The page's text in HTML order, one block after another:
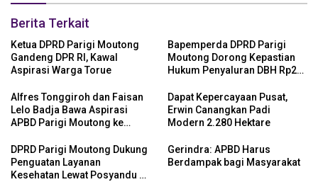
Berita Terkait
Ketua DPRD Parigi Moutong
Gandeng DPR RI, Kawal
Aspirasi Warga Torue
Bapemperda DPRD Parigi
Moutong Dorong Kepastian
Hukum Penyaluran DBH Rp24
Alfres Tonggiroh dan Faisan
Lelo Badja Bawa Aspirasi
APBD Parigi Moutong ke
Dapat Kepercayaan Pusat,
Erwin Canangkan Padi
Modern 2.280 Hektare
DPRD Parigi Moutong Dukung
Penguatan Layanan
Kesehatan Lewat Posyandu 6
Gerindra: APBD Harus
Berdampak bagi Masyarakat